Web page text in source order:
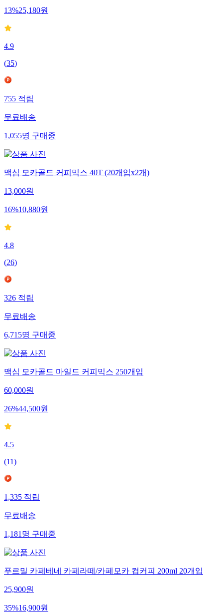
13%25,180원
4.9
(35)
755적립
무료배송
1,055명구매중
맥심 모카골드 커피믹스 40T (20개입x2개)
13,000원
16%10,880원
4.8
(26)
326적립
무료배송
6,715명구매중
맥심 모카골드 마일드 커피믹스 250개입
60,000원
26%44,500원
4.5
(11)
1,335적립
무료배송
1,181명구매중
푸르밀 카페베네 카페라떼/카페모카 컵커피 200ml 20개입
25,900원
35%16,900원